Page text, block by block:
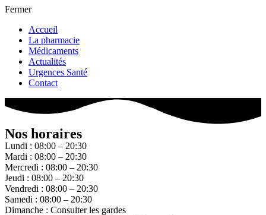
Fermer
Accueil
La pharmacie
Médicaments
Actualités
Urgences Santé
Contact
Nos horaires
Lundi : 08:00 – 20:30
Mardi : 08:00 – 20:30
Mercredi : 08:00 – 20:30
Jeudi : 08:00 – 20:30
Vendredi : 08:00 – 20:30
Samedi : 08:00 – 20:30
Dimanche : Consulter les gardes